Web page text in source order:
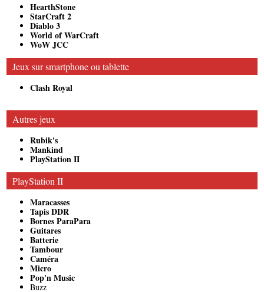
HearthStone
StarCraft 2
Diablo 3
World of WarCraft
WoW JCC
Jeux sur smartphone ou tablette
Clash Royal
Autres jeux
Rubik's
Mankind
PlayStation II
PlayStation II
Maracasses
Tapis DDR
Bornes ParaPara
Guitares
Batterie
Tambour
Caméra
Micro
Pop'n Music
Buzz